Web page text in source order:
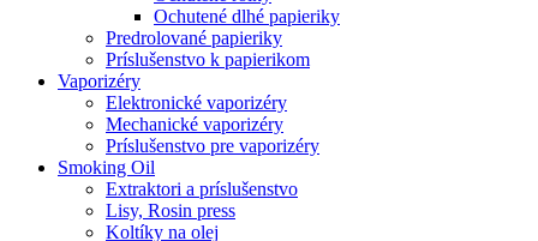
Ochutené dlhé papieriky
Predrolované papieriky
Príslušenstvo k papierikom
Vaporizéry
Elektronické vaporizéry
Mechanické vaporizéry
Príslušenstvo pre vaporizéry
Smoking Oil
Extraktori a príslušenstvo
Lisy, Rosin press
Koltíky na olej